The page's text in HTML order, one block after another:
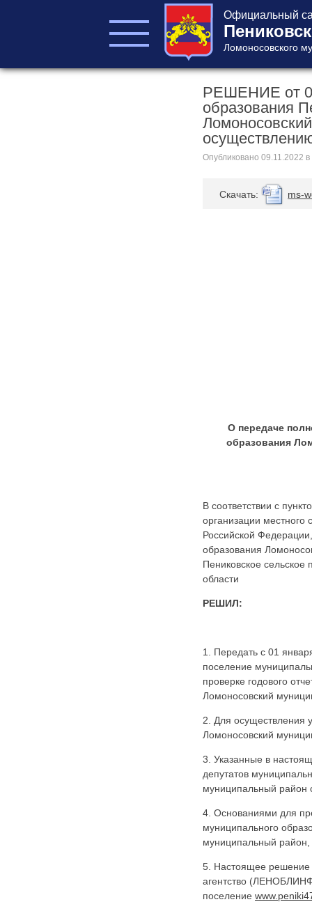
Официальный
Ломоносовского
РЕШЕНИЕ от
образования
Опубликовано 09.11.2022
Cкачать: ms-
О передаче
образования
В соответствии с
организации местного
Российской
образования
Пениковское
области
РЕШИЛ:
1. Передать с 01
поселение
проверке годового
Ломоносовский
2. Для осуществления
Ломоносовский
3. Указанные в
депутатов
муниципальный район
4. Основаниями для
муниципального
муниципальный
5. Настоящее решение
агентство
поселение